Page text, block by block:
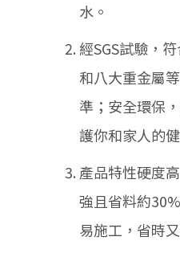
水。
經SGS試驗，
和八大重金屬
準；安全環保
護你和家人的
產品特性硬度
強且省料約
易施工，省時